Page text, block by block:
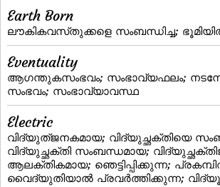
Earth Born
ലൗകികവസ്‌തുക്കളെ സംബന്ധിച്ച;
Eventuality
ആഗന്തുകസംഭവം; സംഭാവ്യഫലം;
സംഭവം; സംഭാവ്യാവസ്ഥ
Electric
വിദ്യുത്‌ജനകമായ; വിദ്യുച്ഛക്തിയെ
വിദ്യുച്ഛക്തി സംബന്ധമായ;
ആലക്തികമായ; ഞെട്ടിപ്പിക്കുന്ന;
വൈദ്യുതിയാല്‍ പ്രവര്‍ത്തിക്കുന്ന;